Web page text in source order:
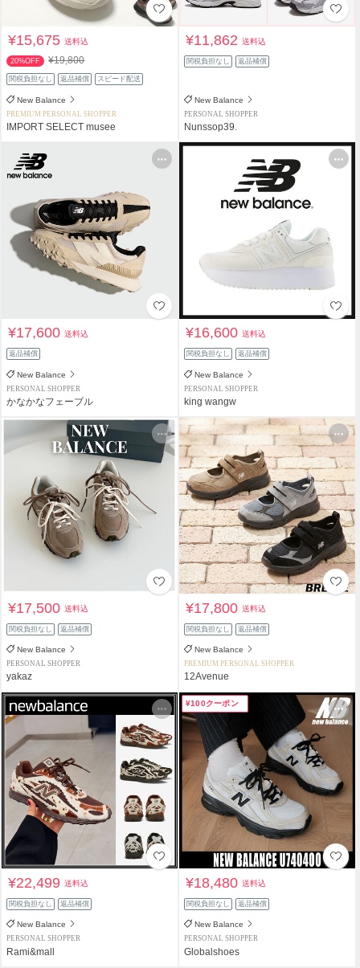
¥15,675送料込
20%OFF ¥19,800
関税負担なし 返品補償 スピード配送
New Balance
PREMIUM PERSONAL SHOPPER
IMPORT SELECT musee
¥11,862送料込
関税負担なし 返品補償
New Balance
PERSONAL SHOPPER
Nunssop39.
¥17,600送料込
返品補償
New Balance
PERSONAL SHOPPER
かなかなフェーブル
¥16,600送料込
関税負担なし 返品補償
New Balance
PERSONAL SHOPPER
king wangw
¥17,500送料込
関税負担なし 返品補償
New Balance
PERSONAL SHOPPER
yakaz
¥17,800送料込
関税負担なし 返品補償
New Balance
PREMIUM PERSONAL SHOPPER
12Avenue
¥22,499送料込
関税負担なし 返品補償
New Balance
PERSONAL SHOPPER
Rami&mall
¥100クーポン
¥18,480送料込
関税負担なし 返品補償
New Balance
PERSONAL SHOPPER
Globalshoes